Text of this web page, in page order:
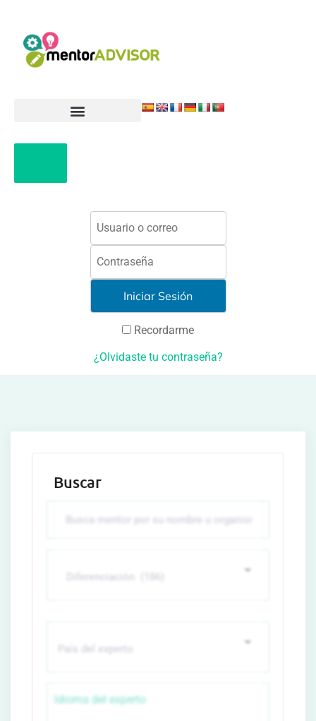
Recordarme
¿Olvidaste tu contraseña?
Buscar
Idioma del experto